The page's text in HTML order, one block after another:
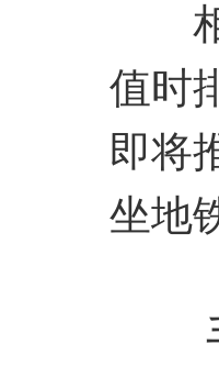
相
值时
即将
坐地
手